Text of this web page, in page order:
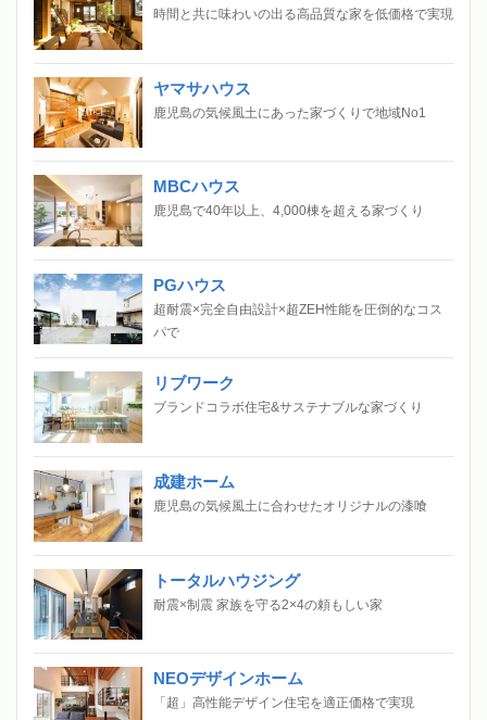
時間と共に味わいの出る高品質な家を低価格で実現
ヤマサハウス
鹿児島の気候風土にあった家づくりで地域No1
MBCハウス
鹿児島で40年以上、4,000棟を超える家づくり
PGハウス
超耐震×完全自由設計×超ZEH性能を圧倒的なコス
パで
リブワーク
ブランドコラボ住宅&サステナブルな家づくり
成建ホーム
鹿児島の気候風土に合わせたオリジナルの漆喰
トータルハウジング
耐震×制震 家族を守る2×4の頼もしい家
NEOデザインホーム
「超」高性能デザイン住宅を適正価格で実現